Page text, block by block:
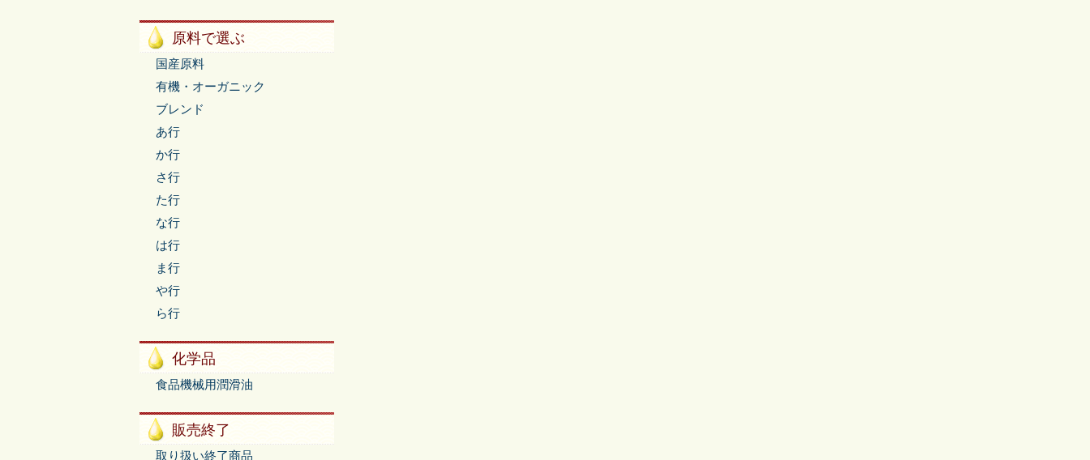
原料で選ぶ
国産原料
有機・オーガニック
ブレンド
あ行
か行
さ行
た行
な行
は行
ま行
や行
ら行
化学品
食品機械用潤滑油
販売終了
取り扱い終了商品